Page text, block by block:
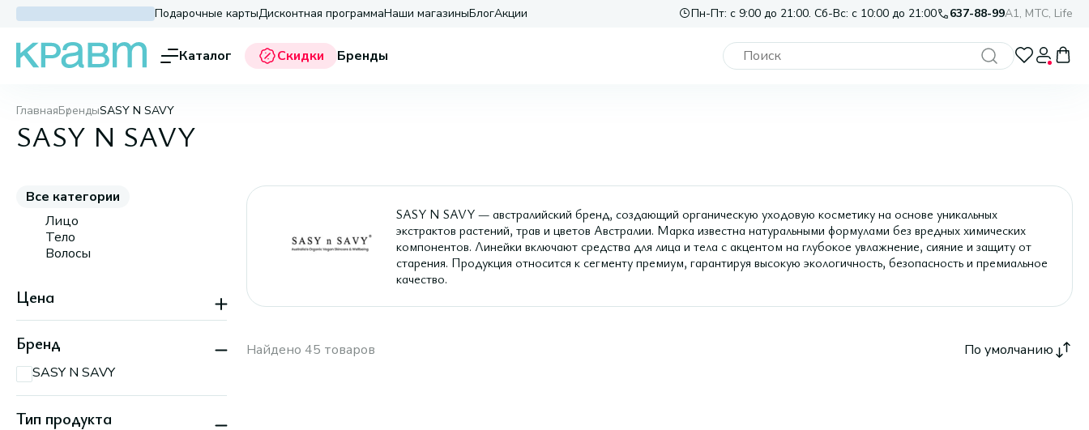
Подарочные картыДисконтная программаНаши магазиныБлогАкции Пн-Пт: с 9:00 до 21:00. Сб-Вс: с 10:00 до 21:00 637-88-99A1, МТС, Life
Каталог Скидки Бренды
ГлавнаяБрендыSASY N SAVY
SASY N SAVY
Все категории
Лицо
Тело
Волосы
Цена
Бренд
SASY N SAVY
Тип продукта
SASY N SAVY — австралийский бренд, создающий органическую уходовую косметику на основе уникальных
экстрактов растений, трав и цветов Австралии. Марка известна натуральными формулами без вредных химических
компонентов. Линейки включают средства для лица и тела с акцентом на глубокое увлажнение, сияние и защиту от
старения. Продукция относится к сегменту премиум, гарантируя высокую экологичность, безопасность и премиальное
качество.
Найдено 45 товаров По умолчанию